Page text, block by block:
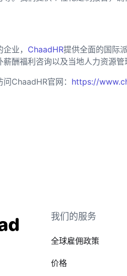
业， ChaadHR提供全面的国际
酬福利咨询以及当地人力资源
ChaadHR官网： https://
我们的服务
全球雇佣政策
价格